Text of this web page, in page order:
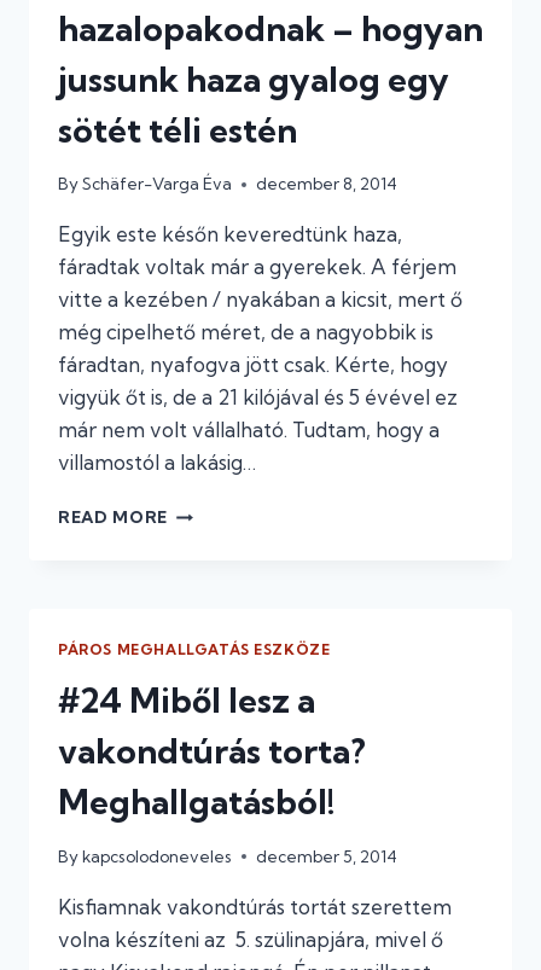
hazalopakodnak – hogyan
jussunk haza gyalog egy
sötét téli estén
BySchäfer-Varga Éva december 8, 2014
Egyik este későn keveredtünk haza,
fáradtak voltak már a gyerekek. A férjem
vitte a kezében / nyakában a kicsit, mert ő
még cipelhető méret, de a nagyobbik is
fáradtan, nyafogva jött csak. Kérte, hogy
vigyük őt is, de a 21 kilójával és 5 évével ez
már nem volt vállalható. Tudtam, hogy a
villamostól a lakásig…
READ MORE #25
HOGYAN
HAZA
GYALOG
EGY
SÖTÉT
TÉLI
ESTÉN
PÁROS MEGHALLGATÁS ESZKÖZE
#24 Miből lesz a
vakondtúrás torta?
Meghallgatásból!
Bykapcsolodoneveles december 5, 2014
Kisfiamnak vakondtúrás tortát szerettem
volna készíteni az 5. szülinapjára, mivel ő